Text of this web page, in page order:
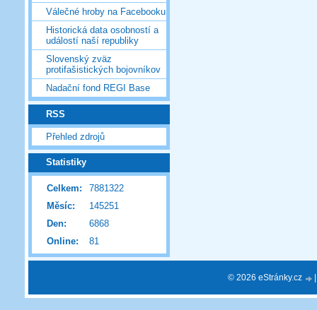
Válečné hroby na Facebooku
Historická data osobností a
událostí naší republiky
Slovenský zväz
protifašistických bojovníkov
Nadační fond REGI Base
RSS
Přehled zdrojů
Statistiky
Online: 81
Celkem:
7881322
Měsíc:
145251
Den:
6868
© 2026 eStránky.cz